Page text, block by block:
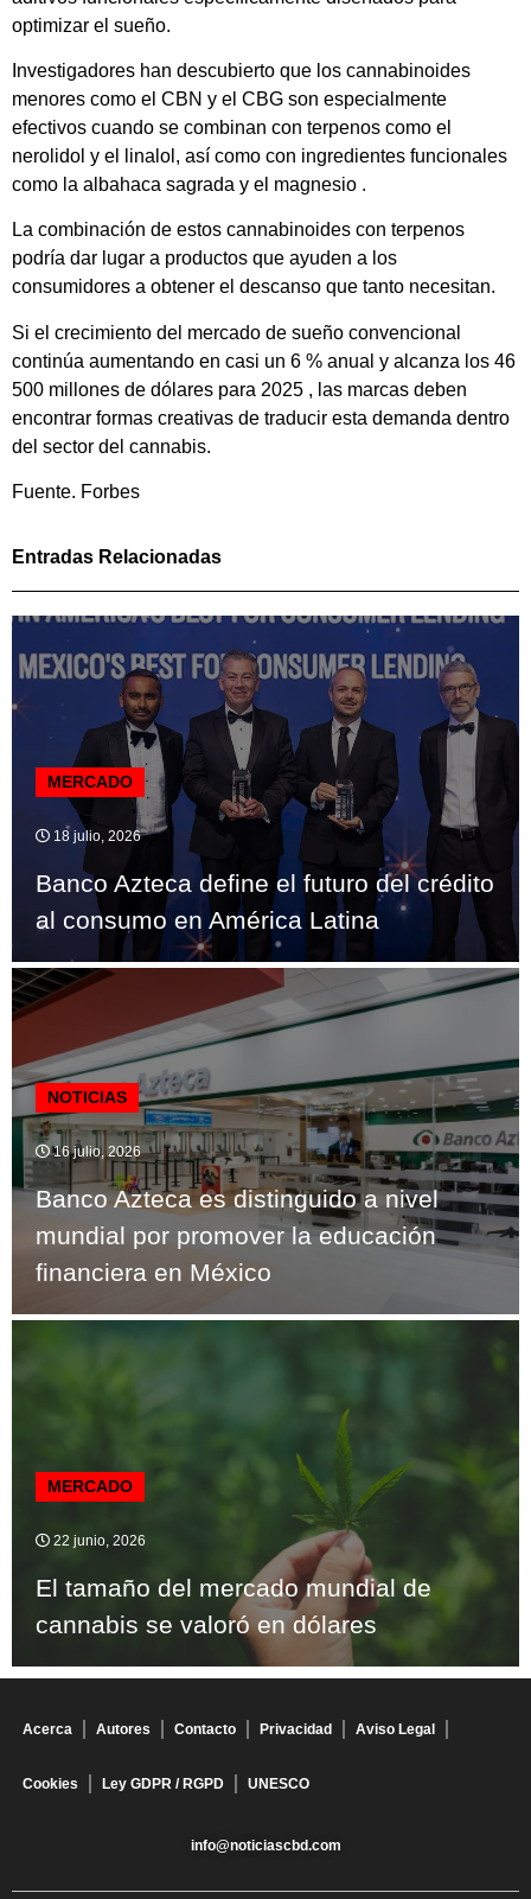
optimizar el sueño.
Investigadores han descubierto que los cannabinoides
menores como el CBN y el CBG son especialmente
efectivos cuando se combinan con terpenos como el
nerolidol y el linalol, así como con ingredientes funcionales
como la albahaca sagrada y el magnesio .
La combinación de estos cannabinoides con terpenos
podría dar lugar a productos que ayuden a los
consumidores a obtener el descanso que tanto necesitan.
Si el crecimiento del mercado de sueño convencional
continúa aumentando en casi un 6 % anual y alcanza los 46
500 millones de dólares para 2025 , las marcas deben
encontrar formas creativas de traducir esta demanda dentro
del sector del cannabis.
Fuente. Forbes
Entradas Relacionadas
MERCADO
18 julio, 2026
Banco Azteca define el futuro del crédito
al consumo en América Latina
NOTICIAS
16 julio, 2026
Banco Azteca es distinguido a nivel
mundial por promover la educación
financiera en México
MERCADO
22 junio, 2026
El tamaño del mercado mundial de
cannabis se valoró en dólares
Acerca Autores Contacto Privacidad Aviso Legal
Cookies Ley GDPR / RGPD UNESCO
info@noticiascbd.com